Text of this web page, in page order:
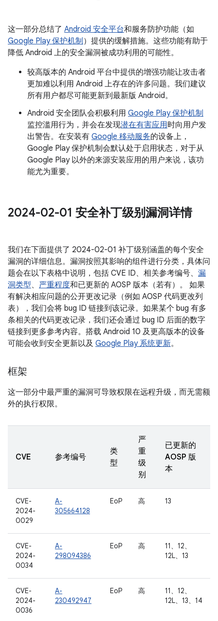
这一部分总结了 Android 安全平台和服务防护功能（如
Google Play 保护机制 ）提供的缓解措施。这些功能有助于
降低 Android 上的安全漏洞被成功利用的可能性。
较高版本的 Android 平台中提供的增强功能让攻击者
更加难以利用 Android 上存在的许多问题。我们建议
所有用户都尽可能更新到最新版 Android。
Android 安全团队会积极利用 Google Play 保护机制
监控滥用行为，并会在发现潜在有害应用时向用户发
出警告。在安装有 Google 移动服务的设备上，
Google Play 保护机制会默认处于启用状态，对于从
Google Play 以外的来源安装应用的用户来说，该功
能尤为重要。
2024-02-01 安全补丁级别漏洞详情
我们在下面提供了 2024-02-01 补丁级别涵盖的每个安全
漏洞的详细信息。漏洞按照其影响的组件进行分类，具体问
题会在以下表格中说明，包括 CVE ID、相关参考编号、 漏
洞类型、 严重程度和已更新的 AOSP 版本（若有）。 如果
有解决相应问题的公开更改记录（例如 AOSP 代码更改列
表），我们会将 bug ID 链接到该记录。如果某个 bug 有多
条相关的代码更改记录，我们还会通过 bug ID 后面的数字
链接到更多参考内容。搭载 Android 10 及更高版本的设备
可能会收到安全更新以及 Google Play 系统更新。
框架
这一部分中最严重的漏洞可导致权限在远程升级，而无需额
外的执行权限。
CVE 参考编号
类
型
严
重
级
别
已更新的
AOSP 版
本
CVE-
2024-
0029
A-
305664128
EoP 高 13
CVE-
2024-
0034
A-
298094386
EoP 高
11、12、
12L、13
CVE-
2024-
0036
A-
230492947
EoP 高
11、12、
12L、13、14